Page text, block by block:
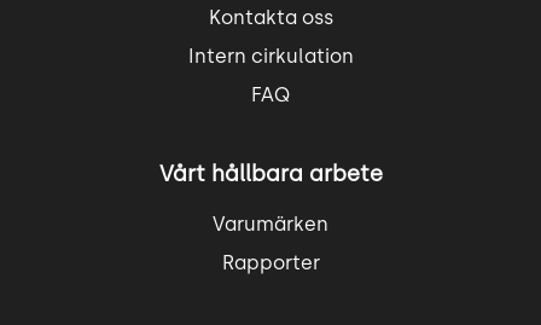
Kontakta oss
Intern cirkulation
FAQ
Vårt hållbara arbete
Varumärken
Rapporter